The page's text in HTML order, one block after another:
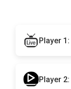
Player 1:
Player 2: